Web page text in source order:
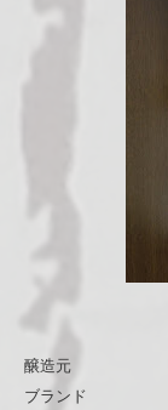
醸造元
ブランド